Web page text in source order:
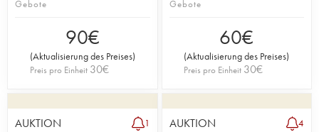
Gebote
90€
(Aktualisierung des Preises)
Preis pro Einheit 30€
Gebote
60€
(Aktualisierung des Preises)
Preis pro Einheit 30€
AUKTION 1 AUKTION 4